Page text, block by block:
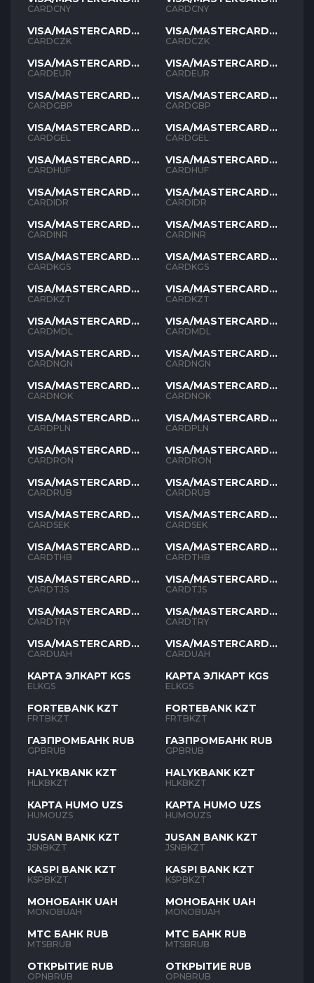
CNY
CARDCNY
VISA/MASTERCARD
CZK
CARDCZK
VISA/MASTERCARD
EUR
CARDEUR
VISA/MASTERCARD
GBP
CARDGBP
VISA/MASTERCARD
GEL
CARDGEL
VISA/MASTERCARD
HUF
CARDHUF
VISA/MASTERCARD
IDR
CARDIDR
VISA/MASTERCARD
INR
CARDINR
VISA/MASTERCARD
KGS
CARDKGS
VISA/MASTERCARD
KZT
CARDKZT
VISA/MASTERCARD
MDL
CARDMDL
VISA/MASTERCARD
NGN
CARDNGN
VISA/MASTERCARD
NOK
CARDNOK
VISA/MASTERCARD
PLN
CARDPLN
VISA/MASTERCARD
RON
CARDRON
VISA/MASTERCARD
RUB
CARDRUB
VISA/MASTERCARD
SEK
CARDSEK
VISA/MASTERCARD
THB
CARDTHB
VISA/MASTERCARD
TJS
CARDTJS
VISA/MASTERCARD
TYR
CARDTRY
VISA/MASTERCARD
UAH
CARDUAH
КАРТА ЭЛКАРТ KGS
ELKGS
FORTEBANK KZT
FRTBKZT
ГАЗПРОМБАНК RUB
GPBRUB
HALYKBANK KZT
HLKBKZT
КАРТА HUMO UZS
HUMOUZS
JUSAN BANK KZT
JSNBKZT
KASPI BANK KZT
KSPBKZT
МОНОБАНК UAH
MONOBUAH
МТС БАНК RUB
MTSBRUB
ОТКРЫТИЕ RUB
OPNBRUB
CNY
CARDCNY
VISA/MASTERCARD
CZK
CARDCZK
VISA/MASTERCARD
EUR
CARDEUR
VISA/MASTERCARD
GBP
CARDGBP
VISA/MASTERCARD
GEL
CARDGEL
VISA/MASTERCARD
HUF
CARDHUF
VISA/MASTERCARD
IDR
CARDIDR
VISA/MASTERCARD
INR
CARDINR
VISA/MASTERCARD
KGS
CARDKGS
VISA/MASTERCARD
KZT
CARDKZT
VISA/MASTERCARD
MDL
CARDMDL
VISA/MASTERCARD
NGN
CARDNGN
VISA/MASTERCARD
NOK
CARDNOK
VISA/MASTERCARD
PLN
CARDPLN
VISA/MASTERCARD
RON
CARDRON
VISA/MASTERCARD
RUB
CARDRUB
VISA/MASTERCARD
SEK
CARDSEK
VISA/MASTERCARD
THB
CARDTHB
VISA/MASTERCARD
TJS
CARDTJS
VISA/MASTERCARD
TYR
CARDTRY
VISA/MASTERCARD
UAH
CARDUAH
КАРТА ЭЛКАРТ KGS
ELKGS
FORTEBANK KZT
FRTBKZT
ГАЗПРОМБАНК RUB
GPBRUB
HALYKBANK KZT
HLKBKZT
КАРТА HUMO UZS
HUMOUZS
JUSAN BANK KZT
JSNBKZT
KASPI BANK KZT
KSPBKZT
МОНОБАНК UAH
MONOBUAH
МТС БАНК RUB
MTSBRUB
ОТКРЫТИЕ RUB
OPNBRUB